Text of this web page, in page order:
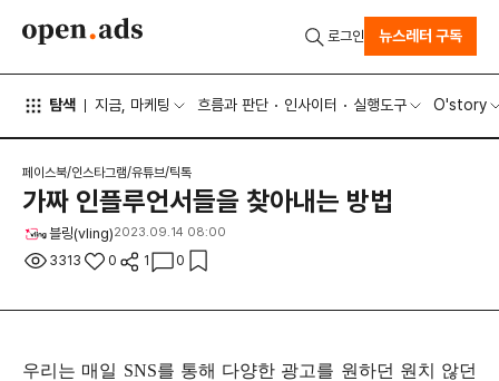
탐색 지금, 마케팅 흐름과 판단 인사이터 실행도구 O'story
로그인 뉴스레터 구독
페이스북/인스타그램/유튜브/틱톡
가짜 인플루언서들을 찾아내는 방법
블링(vling)2023.09.14 08:00
3313 0 1 0
우리는 매일 SNS를 통해 다양한 광고를 원하던 원치 않던